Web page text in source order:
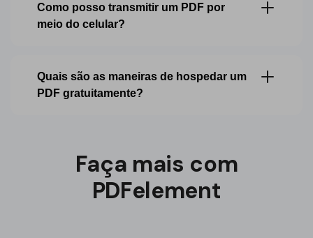
Como posso transmitir um PDF por
meio do celular?
Quais são as maneiras de hospedar um
PDF gratuitamente?
Faça mais com
PDFelement